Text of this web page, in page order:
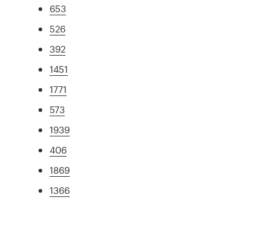
653
526
392
1451
1771
573
1939
406
1869
1366